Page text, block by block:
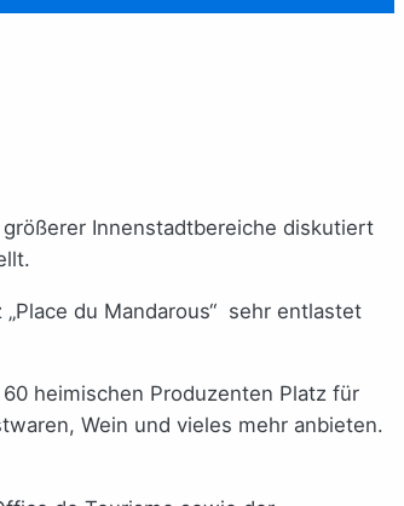
Innenstadtbereiche diskutiert
du Mandarous“ sehr entlastet
heimischen Produzenten Platz für
Wein und vieles mehr anbieten.